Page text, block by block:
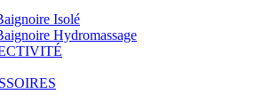
Isolé
Hydromassage